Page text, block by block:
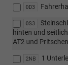
0D3
0S3
hinten und
AT2 und
2NB 1